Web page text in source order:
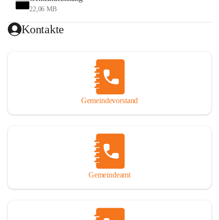
22,06 MB
Kontakte
Gemeindevorstand
Gemeindeamt